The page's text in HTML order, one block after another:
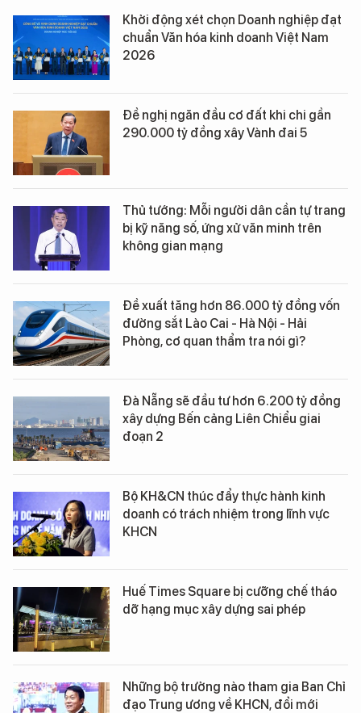
Khởi động xét chọn Doanh nghiệp đạt
chuẩn Văn hóa kinh doanh Việt Nam
2026
Đề nghị ngăn đầu cơ đất khi chi gần
290.000 tỷ đồng xây Vành đai 5
Thủ tướng: Mỗi người dân cần tự trang
bị kỹ năng số, ứng xử văn minh trên
không gian mạng
Đề xuất tăng hơn 86.000 tỷ đồng vốn
đường sắt Lào Cai - Hà Nội - Hải
Phòng, cơ quan thẩm tra nói gì?
Đà Nẵng sẽ đầu tư hơn 6.200 tỷ đồng
xây dựng Bến cảng Liên Chiểu giai
đoạn 2
Bộ KH&CN thúc đẩy thực hành kinh
doanh có trách nhiệm trong lĩnh vực
KHCN
Huế Times Square bị cưỡng chế tháo
dỡ hạng mục xây dựng sai phép
Những bộ trưởng nào tham gia Ban Chỉ
đạo Trung ương về KHCN, đổi mới